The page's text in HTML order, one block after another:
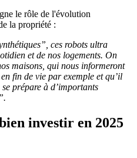
le rôle de l'évolution
la propriété :
ces robots ultra
et de nos logements. On
maisons, qui nous informeront
fin de vie par exemple et qu’il
prépare à d’importants
investir en 2025